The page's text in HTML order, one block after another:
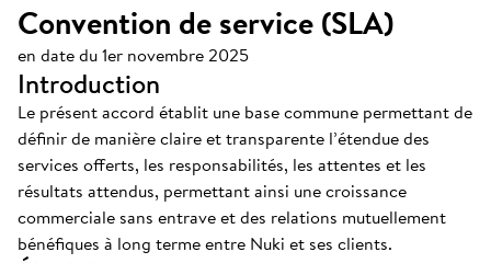
Convention de service (SLA)
en date du 1er novembre 2025
Introduction
Le présent accord établit une base commune permettant de
définir de manière claire et transparente l’étendue des
services offerts, les responsabilités, les attentes et les
résultats attendus, permettant ainsi une croissance
commerciale sans entrave et des relations mutuellement
bénéfiques à long terme entre Nuki et ses clients.